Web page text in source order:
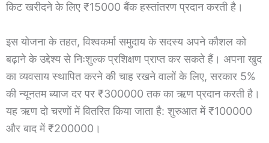
किट खरीदने के लिए ₹15000 बैंक हस्तांतरण प्रदान करती है।
इस योजना के तहत, विश्वकर्मा समुदाय के सदस्य अपने कौशल को
बढ़ाने के उद्देश्य से निःशुल्क प्रशिक्षण प्राप्त कर सकते हैं। अपना खुद
का व्यवसाय स्थापित करने की चाह रखने वालों के लिए, सरकार 5%
की न्यूनतम ब्याज दर पर ₹300000 तक का ऋण प्रदान करती है।
यह ऋण दो चरणों में वितरित किया जाता है: शुरुआत में ₹100000
और बाद में ₹200000।